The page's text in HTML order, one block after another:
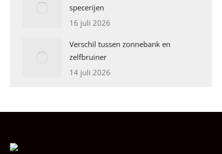
specerijen
16 juli 2026
Verschil tussen zonnebank en
zelfbruiner
14 juli 2026